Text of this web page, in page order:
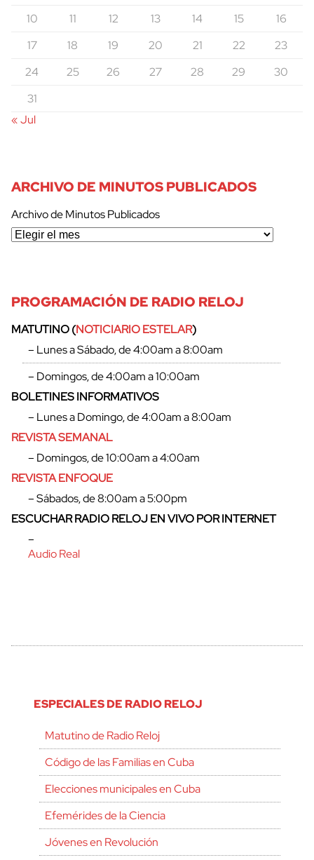
10
11 12 13 14 15
16
17
18 19 20 21 22
23
24
25 26 27 28 29
30
31
« Jul
ARCHIVO DE MINUTOS PUBLICADOS
Archivo de Minutos Publicados
PROGRAMACIÓN DE RADIO RELOJ
MATUTINO (NOTICIARIO ESTELAR)
– Lunes a Sábado, de 4:00am a 8:00am
– Domingos, de 4:00am a 10:00am
BOLETINES INFORMATIVOS
– Lunes a Domingo, de 4:00am a 8:00am
REVISTA SEMANAL
– Domingos, de 10:00am a 4:00am
REVISTA ENFOQUE
– Sábados, de 8:00am a 5:00pm
ESCUCHAR RADIO RELOJ EN VIVO POR INTERNET
–
Audio Real
ESPECIALES DE RADIO RELOJ
Matutino de Radio Reloj
Código de las Familias en Cuba
Elecciones municipales en Cuba
Efemérides de la Ciencia
Jóvenes en Revolución